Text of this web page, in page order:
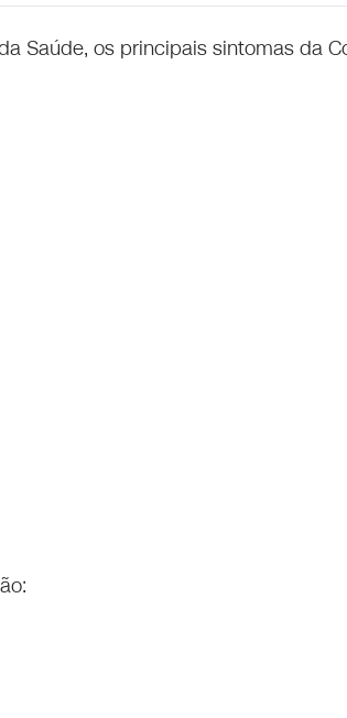
Saúde, os principais sintomas da